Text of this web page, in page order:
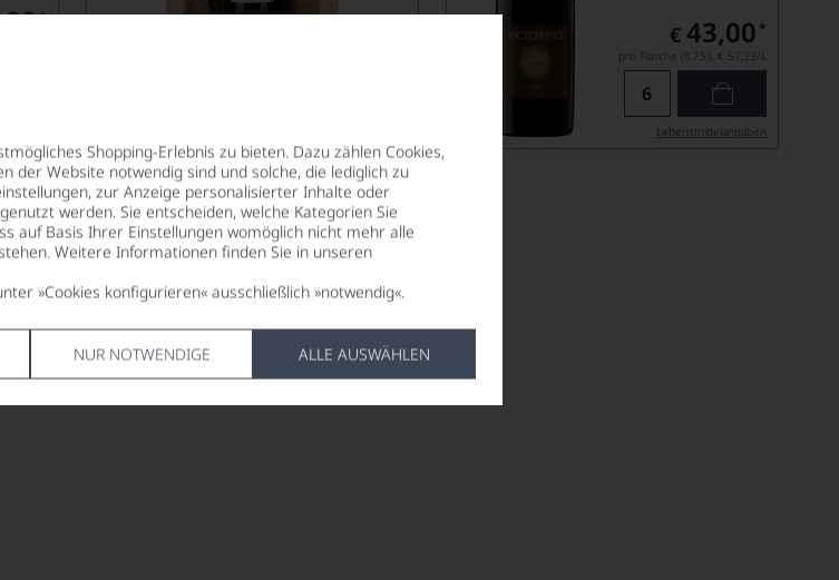
Shopping-Erlebnis zu bieten. Dazu zählen Cookies,
der Website notwendig sind und solche, die lediglich zu
zur Anzeige personalisierter Inhalte oder
werden. Sie entscheiden, welche Kategorien Sie
auf Basis Ihrer Einstellungen womöglich nicht mehr alle
Weitere Informationen finden Sie in unseren
»Cookies konfigurieren« ausschließlich »notwendig«.
NUR NOTWENDIGE ALLE AUSWÄHLEN
*
€ 43,00 *
pro Flasche (0.75l), € 57,33/L
Lebensmittel­angaben